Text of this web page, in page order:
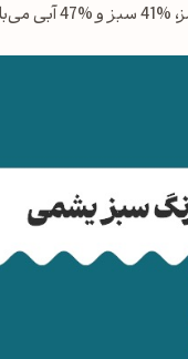
کانال بلـــه